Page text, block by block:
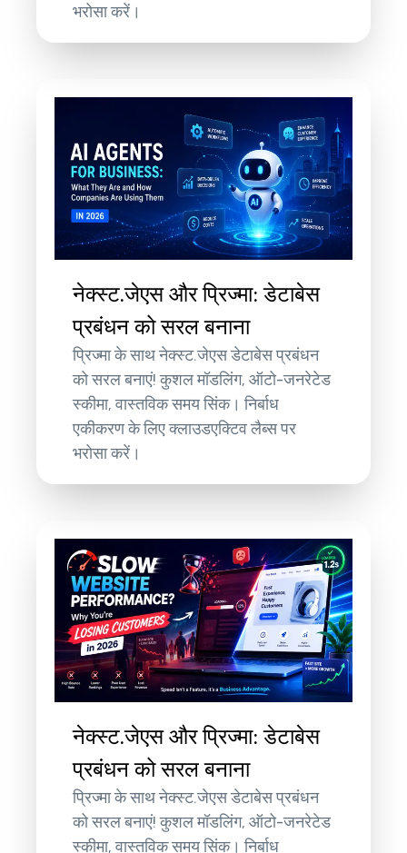
भरोसा करें।
नेक्स्ट.जेएस और प्रिज्मा: डेटाबेस
प्रबंधन को सरल बनाना
प्रिज्मा के साथ नेक्स्ट.जेएस डेटाबेस प्रबंधन
को सरल बनाएं! कुशल मॉडलिंग, ऑटो-जनरेटेड
स्कीमा, वास्तविक समय सिंक। निर्बाध
एकीकरण के लिए क्लाउडएक्टिव लैब्स पर
भरोसा करें।
नेक्स्ट.जेएस और प्रिज्मा: डेटाबेस
प्रबंधन को सरल बनाना
प्रिज्मा के साथ नेक्स्ट.जेएस डेटाबेस प्रबंधन
को सरल बनाएं! कुशल मॉडलिंग, ऑटो-जनरेटेड
स्कीमा, वास्तविक समय सिंक। निर्बाध